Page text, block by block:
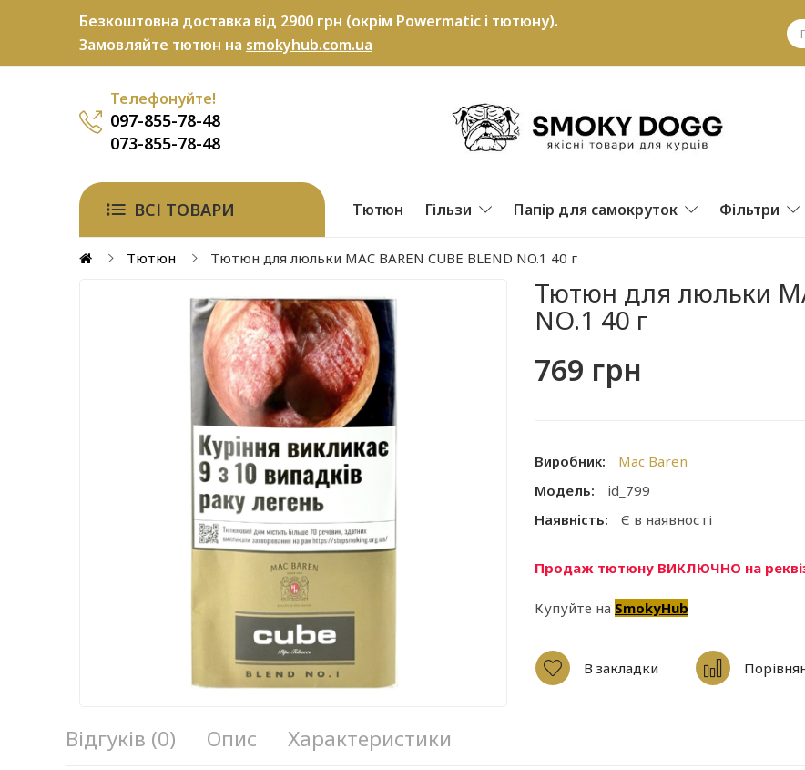
Безкоштовна доставка від 2900 грн (окрім Powermatic і тютюну).
Замовляйте тютюн на smokyhub.com.ua
Телефонуйте!
097-855-78-48
073-855-78-48
ВСІ ТОВАРИ Тютюн Гільзи Папір для самокруток Фільтри
Тютюн Тютюн для люльки MAC BAREN CUBE BLEND NO.1 40 г
Тютюн для люльки
NO.1 40 г
769 грн
Виробник:
Mac Baren
Модель:
id_799
Наявність:
Є в наявності
Продаж тютюну ВИКЛЮЧНО на
Купуйте на SmokyHub
В закладки
Відгуків (0) Опис Характеристики